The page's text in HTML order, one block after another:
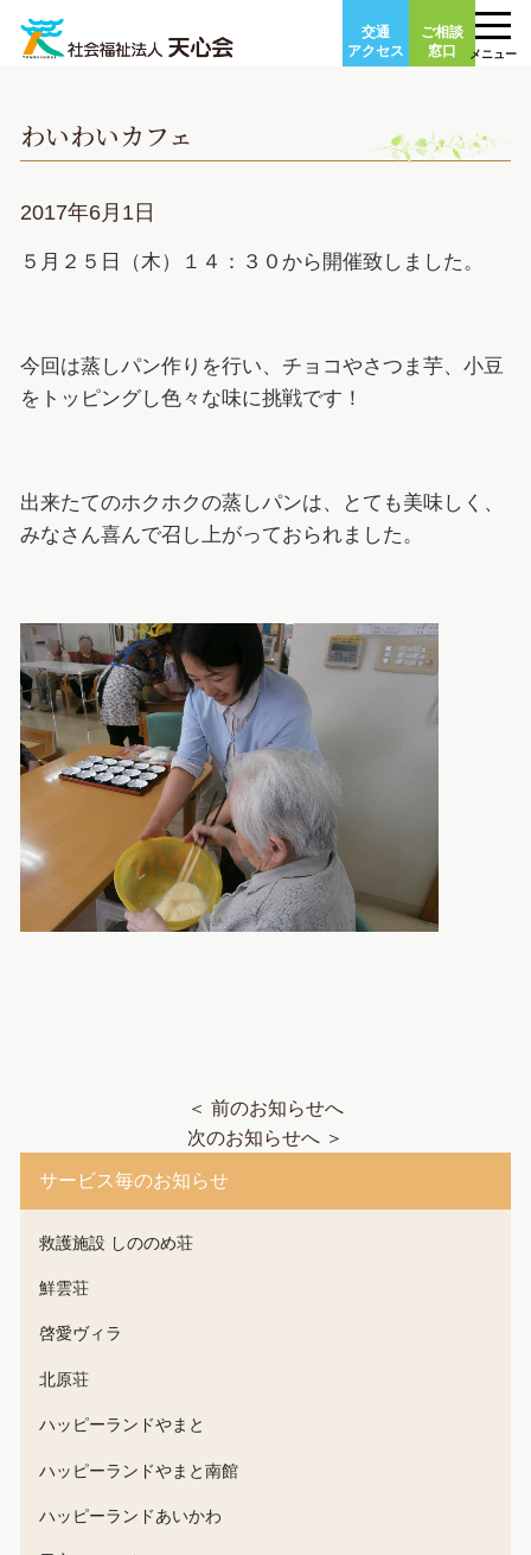
content
交通
アクセス
ご相談
窓口
メニュー
わいわいカフェ
2017年6月1日
５月２５日（木）１４：３０から開催致しました。
今回は蒸しパン作りを行い、チョコやさつま芋、小豆
をトッピングし色々な味に挑戦です！
出来たてのホクホクの蒸しパンは、とても美味しく、
みなさん喜んで召し上がっておられました。
＜ 前のお知らせへ
次のお知らせへ ＞
サービス毎のお知らせ
救護施設 しののめ荘
鮮雲荘
啓愛ヴィラ
北原荘
ハッピーランドやまと
ハッピーランドやまと南館
ハッピーランドあいかわ